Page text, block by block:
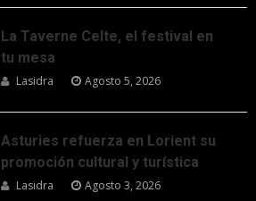
La Taverne Celte, el festival en
tu mesa
Lasidra Agosto 5, 2026
Asturies refuerza en Lorient su
promoción cultural y turística
Lasidra Agosto 3, 2026